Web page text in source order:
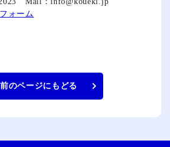
ォーム
前のページにもどる